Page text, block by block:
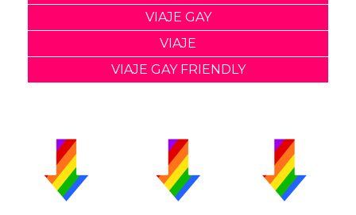
VIAJE GAY
VIAJE
VIAJE GAY FRIENDLY